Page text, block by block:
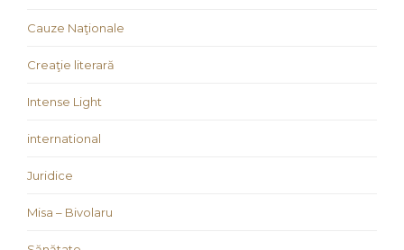
Cauze Naţionale
Creaţie literară
Intense Light
international
Juridice
Misa – Bivolaru